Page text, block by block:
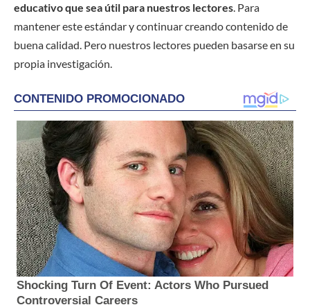
educativo que sea útil para nuestros lectores. Para
mantener este estándar y continuar creando contenido de
buena calidad. Pero nuestros lectores pueden basarse en su
propia investigación.